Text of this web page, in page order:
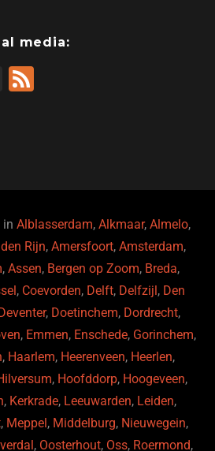
media:
X
inAlblasserdam,Alkmaar,Almelo,
Rijn,Amersfoort,Amsterdam,
,Assen, Bergen op Zoom, Breda,
, Coevorden, Delft, Delfzijl , Den
Deventer, Doetinchem, Dordrecht,
, Emmen, Enschede, Gorinchem,
, Haarlem, Heerenveen, Heerlen,
, Hoofddorp, Hoogeveen,
, Kerkrade, Leeuwarden, Leiden,
, Meppel , Middelburg, Nieuwegein,
, Oosterhout, Oss, Roermond,